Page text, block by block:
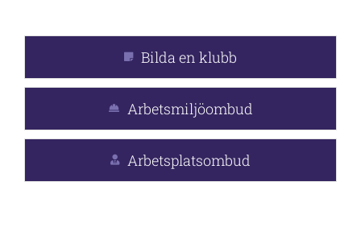
Bilda en klubb
Arbetsmiljöombud
Arbetsplatsombud